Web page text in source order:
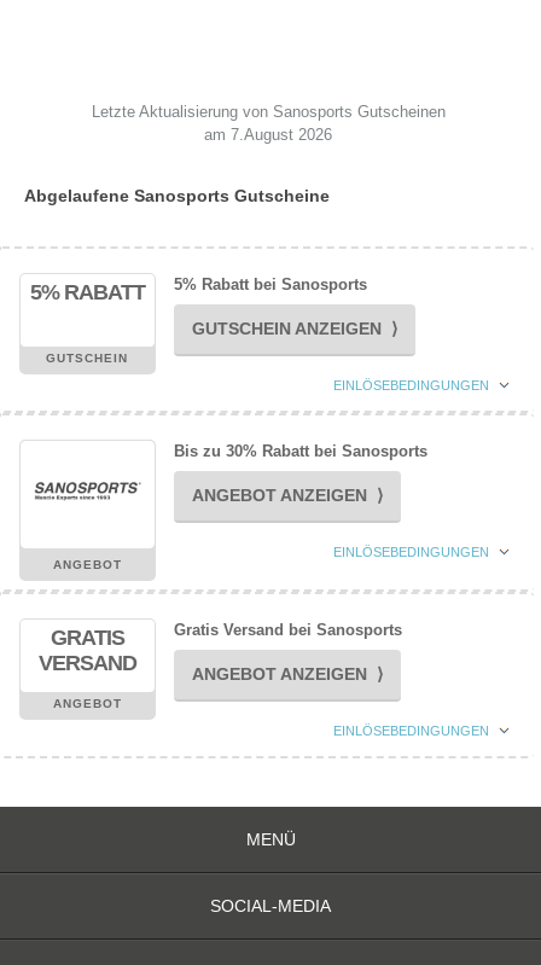
Letzte Aktualisierung von Sanosports Gutscheinen
am 7.August 2026
Abgelaufene Sanosports Gutscheine
5% RABATT
GUTSCHEIN
5% Rabatt bei Sanosports
GUTSCHEIN ANZEIGEN ⟩
EINLÖSEBEDINGUNGEN
ANGEBOT
Bis zu 30% Rabatt bei Sanosports
ANGEBOT ANZEIGEN ⟩
EINLÖSEBEDINGUNGEN
GRATIS
VERSAND
ANGEBOT
Gratis Versand bei Sanosports
ANGEBOT ANZEIGEN ⟩
EINLÖSEBEDINGUNGEN
MENÜ
SOCIAL-MEDIA